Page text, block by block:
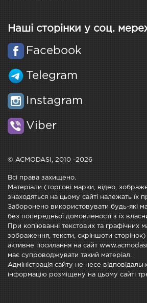
Наші сторінки у соц.
Facebook
Telegram
Instagram
Viber
© ACMODASI, 2010 -2026
Всі права захищено.
Матеріали (торгові марки, відео,
знаходяться на цьому сайті належать їх
Заборонено використовувати будь-які
без попередньої домовленості з їх
При копіюванні текстових та графічних
зображення, тексти, скріншоти сторінок)
активне посилання на сайт
має супроводжувати такий матеріал.
Адміністрація сайту не несе
інформацію розміщену на цьому сайті